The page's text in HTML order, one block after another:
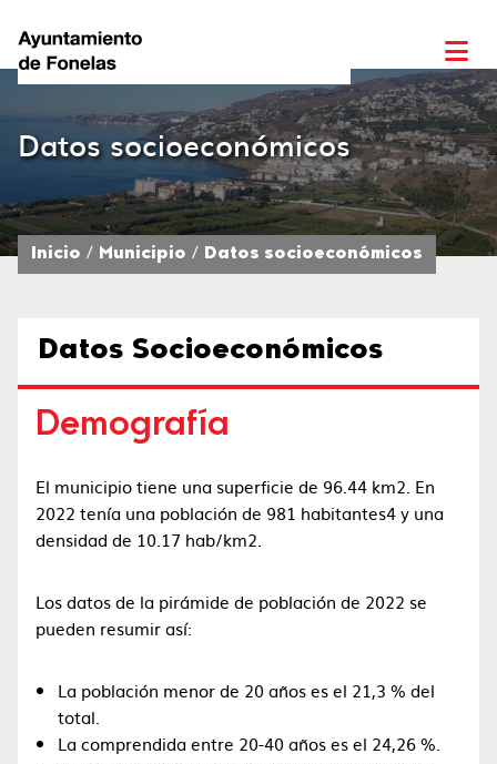
Datos socioeconómicos
Inicio Municipio Datos socioeconómicos
Datos Socioeconómicos
Demografía
El municipio tiene una superficie de 96.44 km2.​ En
2022 tenía una población de 981 habitantes4​ y una
densidad de 10.17 hab/km2.
Los datos de la pirámide de población de 2022 se
pueden resumir así:
La población menor de 20 años es el 21,3 % del
total.
La comprendida entre 20-40 años es el 24,26 %.